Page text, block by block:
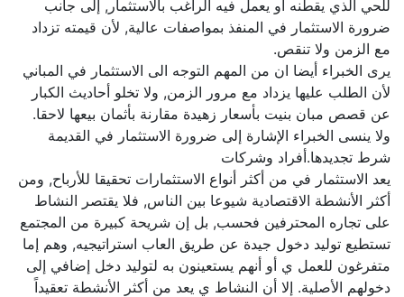
للحي الذي يقطنه او يعمل فيه الراغب بالاستثمار, إلى جانب
ضرورة الاستثمار في المنفذ بمواصفات عالية, لأن قيمته تزداد
مع الزمن ولا تنقص.
يرى الخبراء أيضا ان من المهم التوجه الى الاستثمار في المباني
لأن الطلب عليها يزداد مع مرور الزمن, ولا تخلو أحاديث الكبار
عن قصص مبان بنيت بأسعار زهيدة مقارنة بأثمان بيعها لاحقا.
ولا ينسى الخبراء الإشارة إلى ضرورة الاستثمار في القديمة
شرط تجديدها.أفراد وشركات
يعد الاستثمار في من أكثر أنواع الاستثمارات تحقيقا للأرباح, ومن
أكثر الأنشطة الاقتصادية شيوعا بين الناس, فلا يقتصر النشاط
على تجاره المحترفين فحسب, بل إن شريحة كبيرة من المجتمع
تستطيع توليد دخول جيدة عن طريق العاب استراتيجيه, وهم إما
متفرغون للعمل ي أو أنهم يستعينون به لتوليد دخل إضافي إلى
دخولهم الأصلية. إلا أن النشاط ي يعد من أكثر الأنشطة تعقيداً